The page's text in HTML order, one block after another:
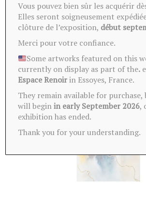
VENDU
Vous pouvez bien sûr les acquérir
Elles seront soigneusement
clôture de l’exposition, début
Merci pour votre confiance.
Some artworks featured on this
currently on display as part of the.
Espace Renoirin Essoyes, France.
They remain available for
will beginin early September 2026,
exhibition has ended.
Thank you for your understanding.